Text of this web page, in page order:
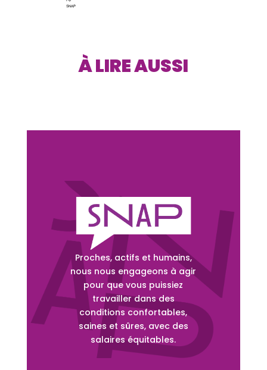
À LIRE AUSSI
Proches, actifs et humains,
nous nous engageons à agir
pour que vous puissiez
travailler dans des
conditions confortables,
saines et sûres, avec des
salaires équitables.